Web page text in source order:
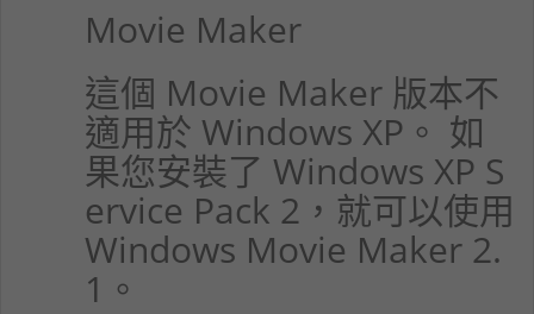
Movie Maker
這個 Movie Maker 版本不
適用於 Windows XP 。 如
果您安裝了 Windows XP S
ervice Pack 2，就可以使用
Windows Movie Maker 2.
1。